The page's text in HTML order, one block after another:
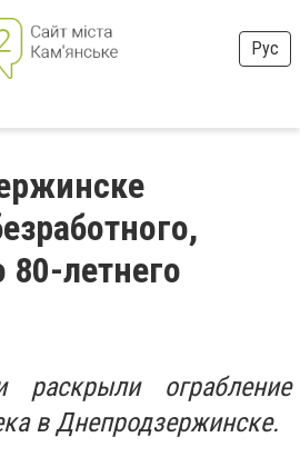
Рус
80-летнего
раскрыли ограбление
в Днепродзержинске.